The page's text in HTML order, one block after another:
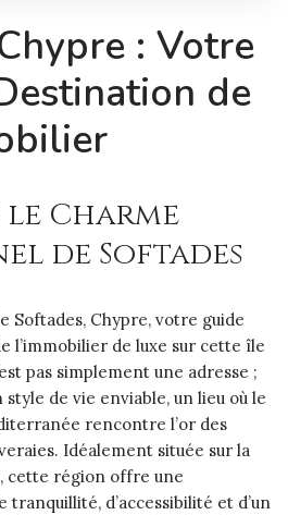
: Votre
de
Charme
de Softades
Softades, Chypre, votre guide
l’immobilier de luxe sur cette île
pas simplement une adresse ;
style de vie enviable, un lieu où le
rencontre l’or des
Idéalement située sur la
cette région offre une
d’accessibilité et d’un